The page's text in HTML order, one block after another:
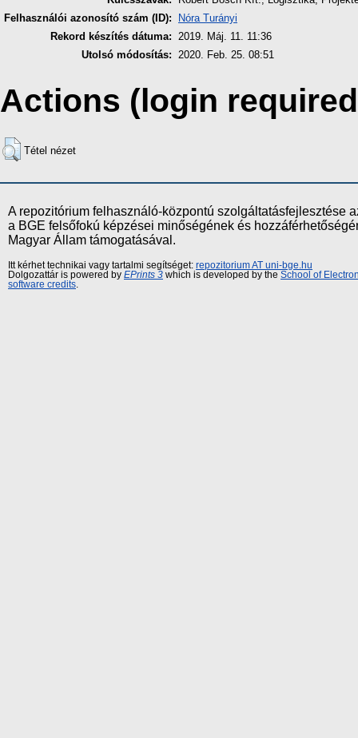
Felhasználói azonosító szám (ID):
Nóra Turányi
Rekord készítés dátuma: 2019. Máj. 11. 11:36
Utolsó módosítás: 2020. Feb. 25. 08:51
Actions (login
Tétel nézet
A repozitórium felhasználó-központú szolgáltatásfejlesztése
a BGE felsőfokú képzései minőségének és
Magyar Állam támogatásával.
Itt kérhet technikai vagy tartalmi segítséget: repozitorium AT uni-bge.hu
Dolgozattár is powered by EPrints 3 which is developed by the School of
software credits